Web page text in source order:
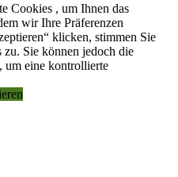
Cookies , um Ihnen das
wir Ihre Präferenzen
klicken, stimmen Sie
Sie können jedoch die
um eine kontrollierte